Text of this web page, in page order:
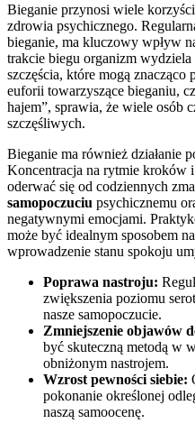
Bieganie przynosi wiele
zdrowia psychicznego.
bieganie, ma kluczowy wpływ
trakcie biegu organizm wydziela
szczęścia, które mogą
euforii towarzyszące bieganiu,
hajem”, sprawia, że wiele osób
szczęśliwych.
Bieganie ma również działanie
Koncentracja na rytmie kroków
oderwać się od codziennych
samopoczuciu psychicznemu
negatywnymi emocjami.
może być idealnym sposobem
wprowadzenie stanu spokoju
Poprawa nastroju:
zwiększenia poziomu
nasze samopoczucie.
Zmniejszenie objawów
być skuteczną metodą w
obniżonym nastrojem.
Wzrost pewności siebie:
pokonanie określonej
naszą samoocenę.